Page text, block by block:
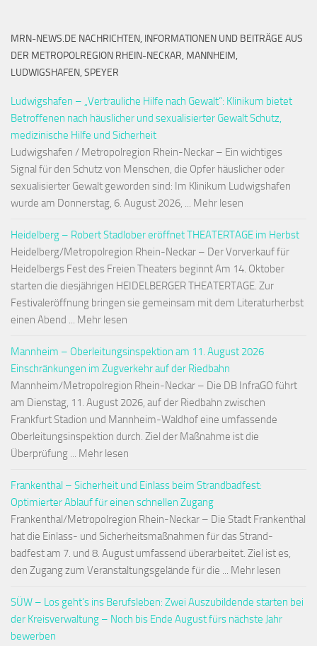
MRN-NEWS.DE NACHRICHTEN, INFORMATIONEN UND BEITRÄGE AUS
DER METROPOLREGION RHEIN-NECKAR, MANNHEIM,
LUDWIGSHAFEN, SPEYER
Ludwigshafen – „Vertrauliche Hilfe nach Gewalt“: Klinikum bietet
Betroffenen nach häuslicher und sexualisierter Gewalt Schutz,
medizinische Hilfe und Sicherheit
Ludwigshafen / Metropolregion Rhein-Neckar – Ein wichtiges
Signal für den Schutz von Menschen, die Opfer häuslicher oder
sexualisierter Gewalt geworden sind: Im Klinikum Ludwigshafen
wurde am Donnerstag, 6. August 2026, ... Mehr lesen
Heidelberg – Robert Stadlober eröffnet THEATERTAGE im Herbst
Heidelberg/Metropolregion Rhein-Neckar – Der Vorverkauf für
Heidelbergs Fest des Freien Theaters beginnt Am 14. Oktober
starten die diesjährigen HEIDELBERGER THEATERTAGE. Zur
Festivaleröffnung bringen sie gemeinsam mit dem Literaturherbst
einen Abend ... Mehr lesen
Mannheim – Oberleitungsinspektion am 11. August 2026
Einschränkungen im Zugverkehr auf der Riedbahn
Mannheim/Metropolregion Rhein-Neckar – Die DB InfraGO führt
am Dienstag, 11. August 2026, auf der Riedbahn zwischen
Frankfurt Stadion und Mannheim-Waldhof eine umfassende
Oberleitungsinspektion durch. Ziel der Maßnahme ist die
Überprüfung ... Mehr lesen
Frankenthal – Sicherheit und Einlass beim Strandbadfest:
Optimierter Ablauf für einen schnellen Zugang
Frankenthal/Metropolregion Rhein-Neckar – Die Stadt Frankenthal
hat die Einlass- und Sicherheitsmaßnahmen für das Strand-
badfest am 7. und 8. August umfassend überarbeitet. Ziel ist es,
den Zugang zum Veranstaltungsgelände für die ... Mehr lesen
SÜW – Los geht’s ins Berufsleben: Zwei Auszubildende starten bei
der Kreisverwaltung – Noch bis Ende August fürs nächste Jahr
bewerben